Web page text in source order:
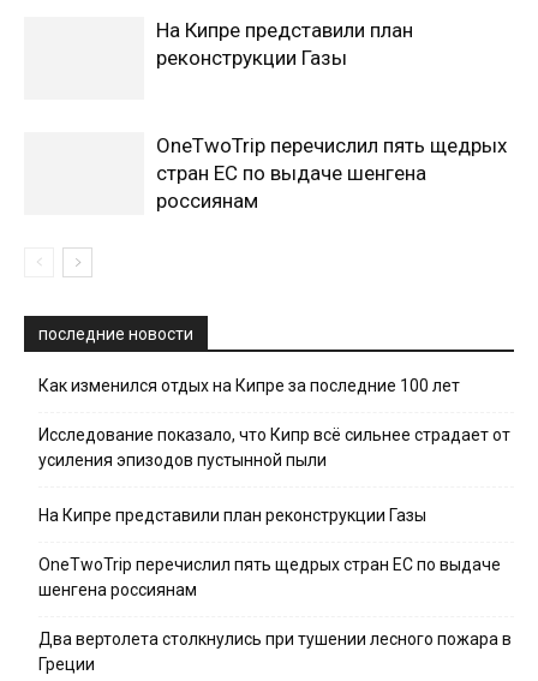
На Кипре представили план
реконструкции Газы
OneTwoTrip перечислил пять щедрых
стран ЕС по выдаче шенгена
россиянам
последние новости
Как изменился отдых на Кипре за последние 100 лет
Исследование показало, что Кипр всё сильнее страдает от
усиления эпизодов пустынной пыли
На Кипре представили план реконструкции Газы
OneTwoTrip перечислил пять щедрых стран ЕС по выдаче
шенгена россиянам
Два вертолета столкнулись при тушении лесного пожара в
Греции